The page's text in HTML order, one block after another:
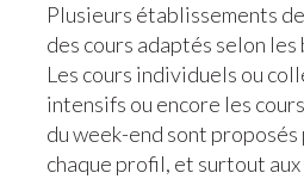
Plusieurs établissements
des cours adaptés selon les
Les cours individuels ou
intensifs ou encore les
du week-end sont
chaque profil, et surtout